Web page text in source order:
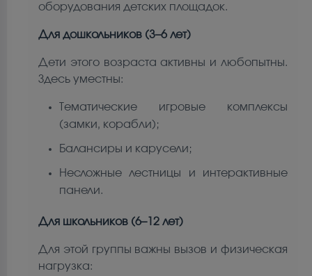
оборудования детских площадок.
Для дошкольников (3–6 лет)
Дети этого возраста активны и любопытны.
Здесь уместны:
Тематические игровые комплексы
(замки, корабли);
Балансиры и карусели;
Несложные лестницы и интерактивные
панели.
Для школьников (6–12 лет)
Для этой группы важны вызов и физическая
нагрузка: